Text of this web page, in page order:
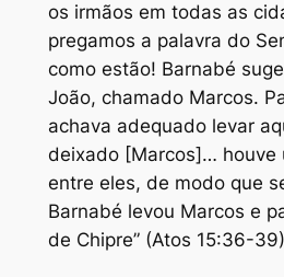
os irmãos em todas as
pregamos a palavra do
como estão! Barnabé
João, chamado Marcos.
achava adequado levar
deixado [Marcos]… houve
entre eles, de modo que
Barnabé levou Marcos e
de Chipre” (Atos 15:36-